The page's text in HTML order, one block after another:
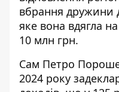
вбрання дружини
яке вона вдягла
10 млн грн.
Сам Петро
2024 року